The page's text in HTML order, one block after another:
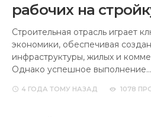
рабочих на
Строительная отрасль играет
экономики, обеспечивая
инфраструктуры, жилых и
Однако успешное выполнение…
4 ГОДА ТОМУ НАЗАД 1078